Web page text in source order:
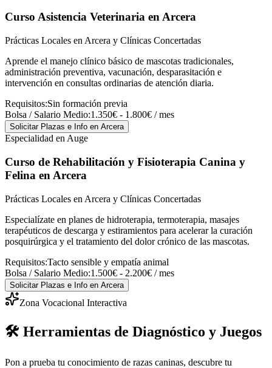
Curso Asistencia Veterinaria en Arcera
Prácticas Locales en Arcera y Clínicas Concertadas
Aprende el manejo clínico básico de mascotas tradicionales,
administración preventiva, vacunación, desparasitación e
intervención en consultas ordinarias de atención diaria.
Requisitos:Sin formación previa
Bolsa / Salario Medio:1.350€ - 1.800€ / mes
Solicitar Plazas e Info en Arcera
Especialidad en Auge
Curso de Rehabilitación y Fisioterapia Canina y
Felina en Arcera
Prácticas Locales en Arcera y Clínicas Concertadas
Especialízate en planes de hidroterapia, termoterapia, masajes
terapéuticos de descarga y estiramientos para acelerar la curación
posquirúrgica y el tratamiento del dolor crónico de las mascotas.
Requisitos:Tacto sensible y empatía animal
Bolsa / Salario Medio:1.500€ - 2.200€ / mes
Solicitar Plazas e Info en Arcera
Zona Vocacional Interactiva
🛠️ Herramientas de Diagnóstico y Juegos
Pon a prueba tu conocimiento de razas caninas, descubre tu